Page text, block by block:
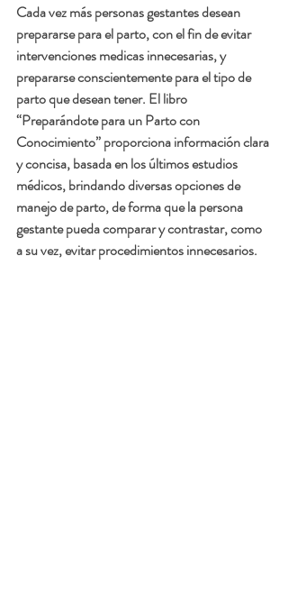
Cada vez más personas gestantes desean
prepararse para el parto, con el fin de evitar
intervenciones medicas innecesarias, y
prepararse conscientemente para el tipo de
parto que desean tener. El libro
“Preparándote para un Parto con
Conocimiento” proporciona información clara
y concisa, basada en los últimos estudios
médicos, brindando diversas opciones de
manejo de parto, de forma que la persona
gestante pueda comparar y contrastar, como
a su vez, evitar procedimientos innecesarios.